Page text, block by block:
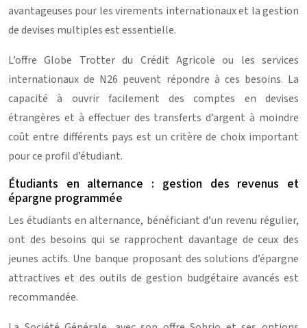
avantageuses pour les virements internationaux et la gestion
de devises multiples est essentielle.
L’offre Globe Trotter du Crédit Agricole ou les services
internationaux de N26 peuvent répondre à ces besoins. La
capacité à ouvrir facilement des comptes en devises
étrangères et à effectuer des transferts d’argent à moindre
coût entre différents pays est un critère de choix important
pour ce profil d’étudiant.
Étudiants en alternance : gestion des revenus et
épargne programmée
Les étudiants en alternance, bénéficiant d’un revenu régulier,
ont des besoins qui se rapprochent davantage de ceux des
jeunes actifs. Une banque proposant des solutions d’épargne
attractives et des outils de gestion budgétaire avancés est
recommandée.